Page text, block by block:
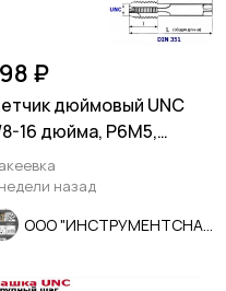
₽
дюймовый UNC
16 дюйма, Р6М5,
16 ниток 80/24
назад